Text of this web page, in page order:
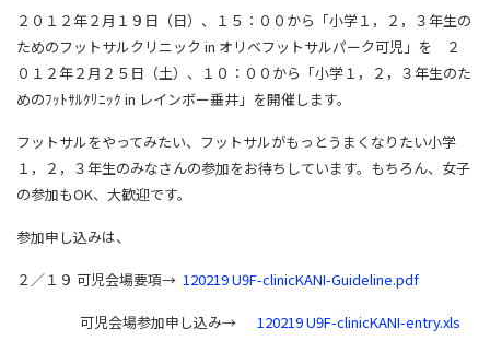
２０１２年２月１９日（日）、１５：００から「小学１，２，３年生の
ためのフットサルクリニック in オリベフットサルパーク可児」を ２
０１２年２月２５日（土）、１０：００から 「小学１，２，３年生のた
めのﾌｯﾄｻﾙｸﾘﾆｯｸ in レインボー垂井」を開催します。
フットサルをやってみたい、フットサルがもっとうまくなりたい小学
１，２，３年生のみなさんの参加をお待ちしています。もちろん、女子
の参加もOK、大歓迎です。
参加申し込みは、
２／１９ 可児会場要項→ 120219 U9F-clinicKANI-Guideline.pdf
可児会場参加申し込み→ 120219 U9F-clinicKANI-entry.xls